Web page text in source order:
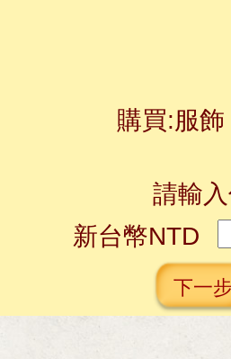
購買:服飾
請輸
新台幣NTD
下一步